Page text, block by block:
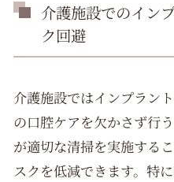
介護施設でのイン
ク回避
介護施設ではインプラン
の口腔ケアを欠かさず行
が適切な清掃を実施する
スクを低減できます。特